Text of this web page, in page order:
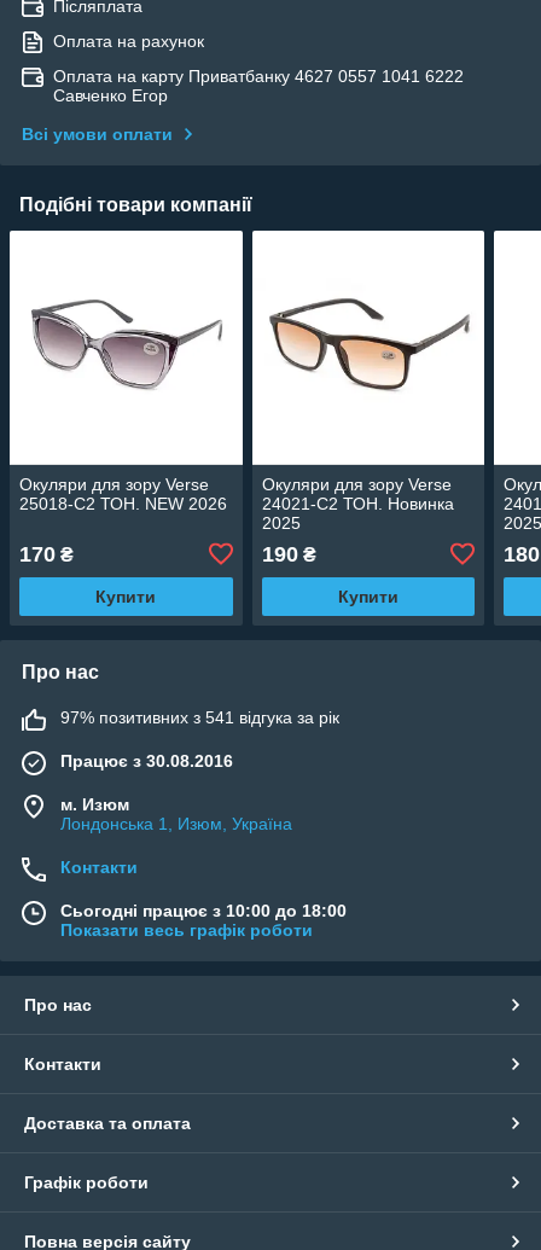
Післяплата
Оплата на рахунок
Оплата на карту Приватбанку 4627 0557 1041 6222
Савченко Егор
Всі умови оплати
Подібні товари компанії
Окуляри для зору Verse
25018-C2 ТОН. NEW 2026
170 ₴
Купити
Окуляри для зору Verse
24021-C2 ТОН. Новинка
2025
190₴
Купити
180
Про нас
97% позитивних з 541 відгука за рік
Працює з 30.08.2016
м. Изюм
Лондонська 1, Изюм, Україна
Контакти
Сьогодні працює з 10:00 до 18:00
Показати весь графік роботи
Про нас
Контакти
Доставка та оплата
Графік роботи
Повна версія сайту